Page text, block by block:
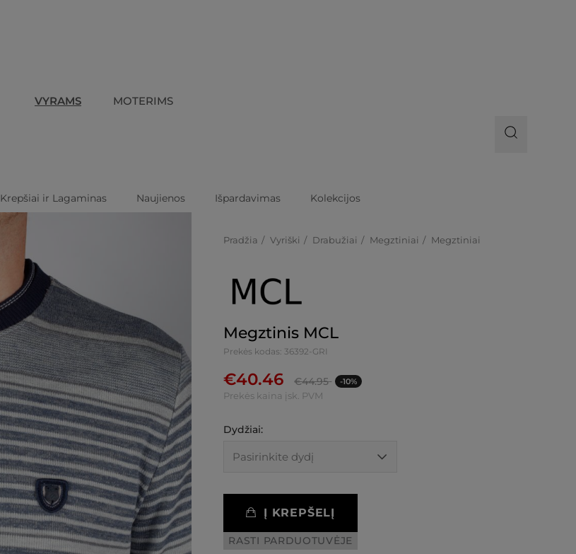
VYRAMS MOTERIMS
Krepšiai ir Lagaminas Naujienos Išpardavimas Kolekcijos
Pradžia Vyriški Drabužiai Megztiniai Megztiniai
Megztinis MCL
Prekės kodas: 36392-GRI
€40.46 €44.95 -10%
Prekės kaina įsk. PVM
Dydžiai:
Į KREPŠELĮ
RASTI PARDUOTUVĖJE